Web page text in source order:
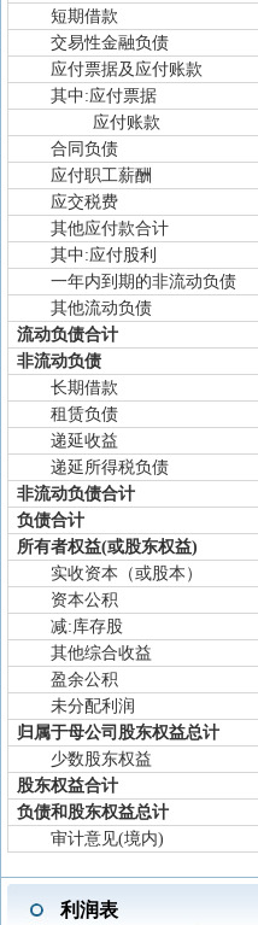
短期借款
交易性金融负债
应付票据及应付账款
其中:应付票据
应付账款
合同负债
应付职工薪酬
应交税费
其他应付款合计
其中:应付股利
一年内到期的非流动负债
其他流动负债
流动负债合计
非流动负债
长期借款
租赁负债
递延收益
递延所得税负债
非流动负债合计
负债合计
所有者权益(或股东权益)
实收资本（或股本）
资本公积
减:库存股
其他综合收益
盈余公积
未分配利润
归属于母公司股东权益总计
少数股东权益
股东权益合计
负债和股东权益总计
审计意见(境内)
利润表